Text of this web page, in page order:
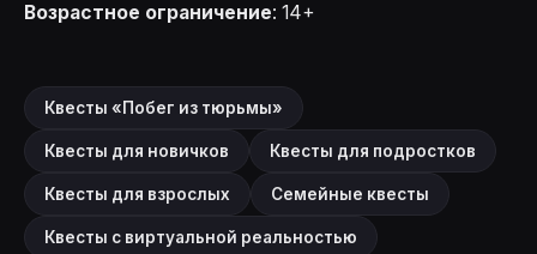
Возрастное ограничение: 14+
Квесты «Побег из тюрьмы»
Квесты для новичков Квесты для подростков
Квесты для взрослых Семейные квесты
Квесты с виртуальной реальностью